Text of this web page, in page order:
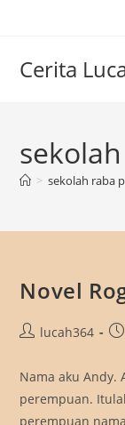
Cerita
> sekolah raba
Novel
Postlucah364
Nama aku Andy.
perempuan.
perempuan